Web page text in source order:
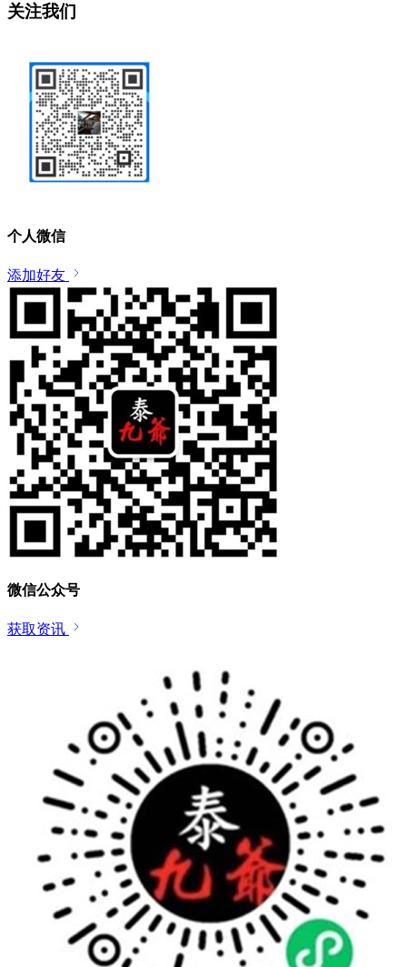
关注我们
个人微信
添加好友
微信公众号
获取资讯